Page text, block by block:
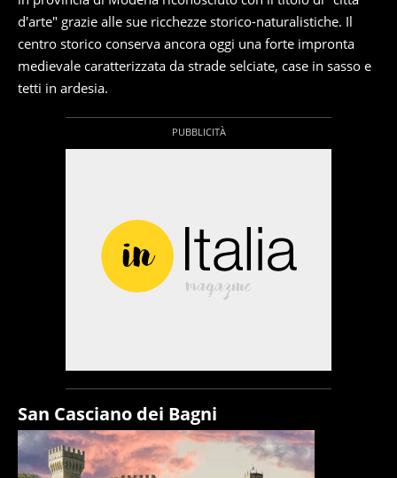
d'arte" grazie alle sue ricchezze storico-naturalistiche. Il
centro storico conserva ancora oggi una forte impronta
medievale caratterizzata da strade selciate, case in sasso e
tetti in ardesia.
San Casciano dei Bagni